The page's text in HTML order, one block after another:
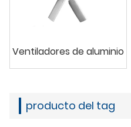
Ventiladores de aluminio
producto del tag